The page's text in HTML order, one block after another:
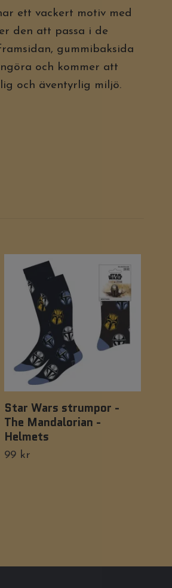
ett vackert motiv med
den att passa i de
gummibaksida
och kommer att
och äventyrlig miljö.
Star Wars strumpor -
The Mandalorian -
Helmets
99 kr